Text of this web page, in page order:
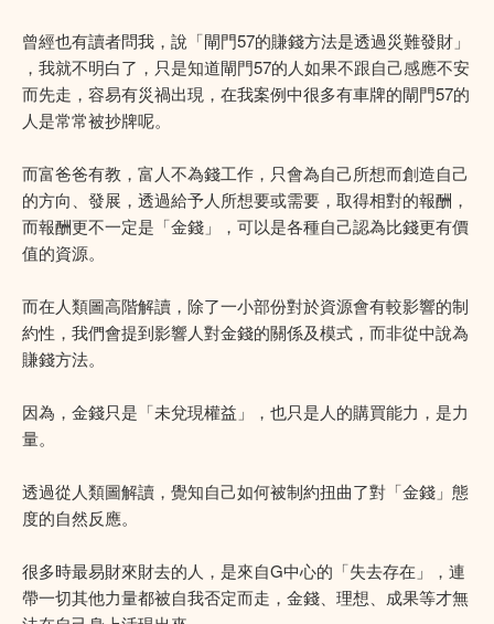
曾經也有讀者問我，說「閘門57的賺錢方法是透過災難發財」
，我就不明白了，只是知道閘門57的人如果不跟自己感應不安
而先走，容易有災禍出現，在我案例中很多有車牌的閘門57的
人是常常被抄牌呢。
而富爸爸有教，富人不為錢工作，只會為自己所想而創造自己
的方向、發展，透過給予人所想要或需要，取得相對的報酬，
而報酬更不一定是「金錢」，可以是各種自己認為比錢更有價
值的資源。
而在人類圖高階解讀，除了一小部份對於資源會有較影響的制
約性，我們會提到影響人對金錢的關係及模式，而非從中說為
賺錢方法。
因為，金錢只是「未兌現權益」，也只是人的購買能力，是力
量。
透過從人類圖解讀，覺知自己如何被制約扭曲了對「金錢」態
度的自然反應。
很多時最易財來財去的人，是來自G中心的「失去存在」，連
帶一切其他力量都被自我否定而走，金錢、理想、成果等才無